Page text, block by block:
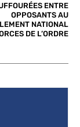
ENTRE
OPPOSANTS AU
NATIONAL
DE L’ORDRE